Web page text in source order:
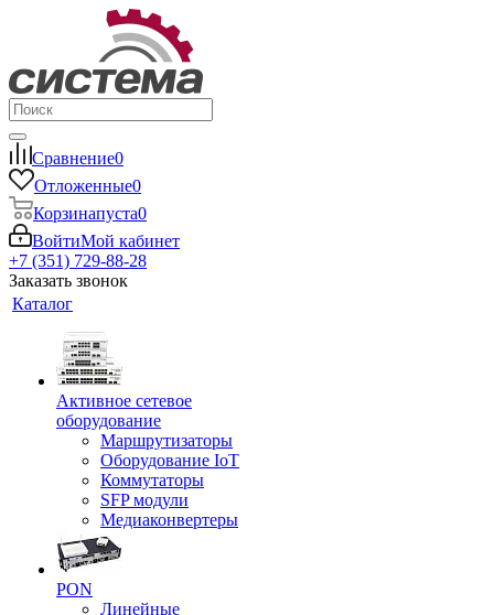
Сравнение0
Отложенные0
Корзинапуста0
ВойтиМой кабинет
+7 (351) 729-88-28
Заказать звонок
Каталог
Активное сетевое
оборудование
Маршрутизаторы
Оборудование IoT
Коммутаторы
SFP модули
Медиаконвертеры
PON
Линейные